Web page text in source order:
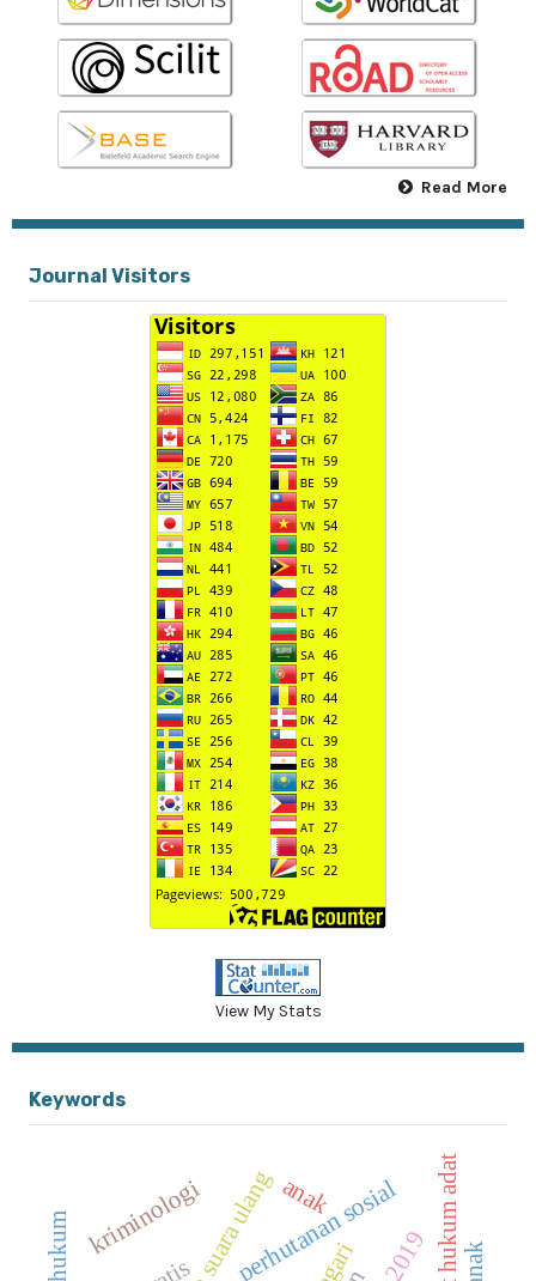
Read More
Journal Visitors
View My Stats
Keywords
perhutanan sosial
kriminologi anak